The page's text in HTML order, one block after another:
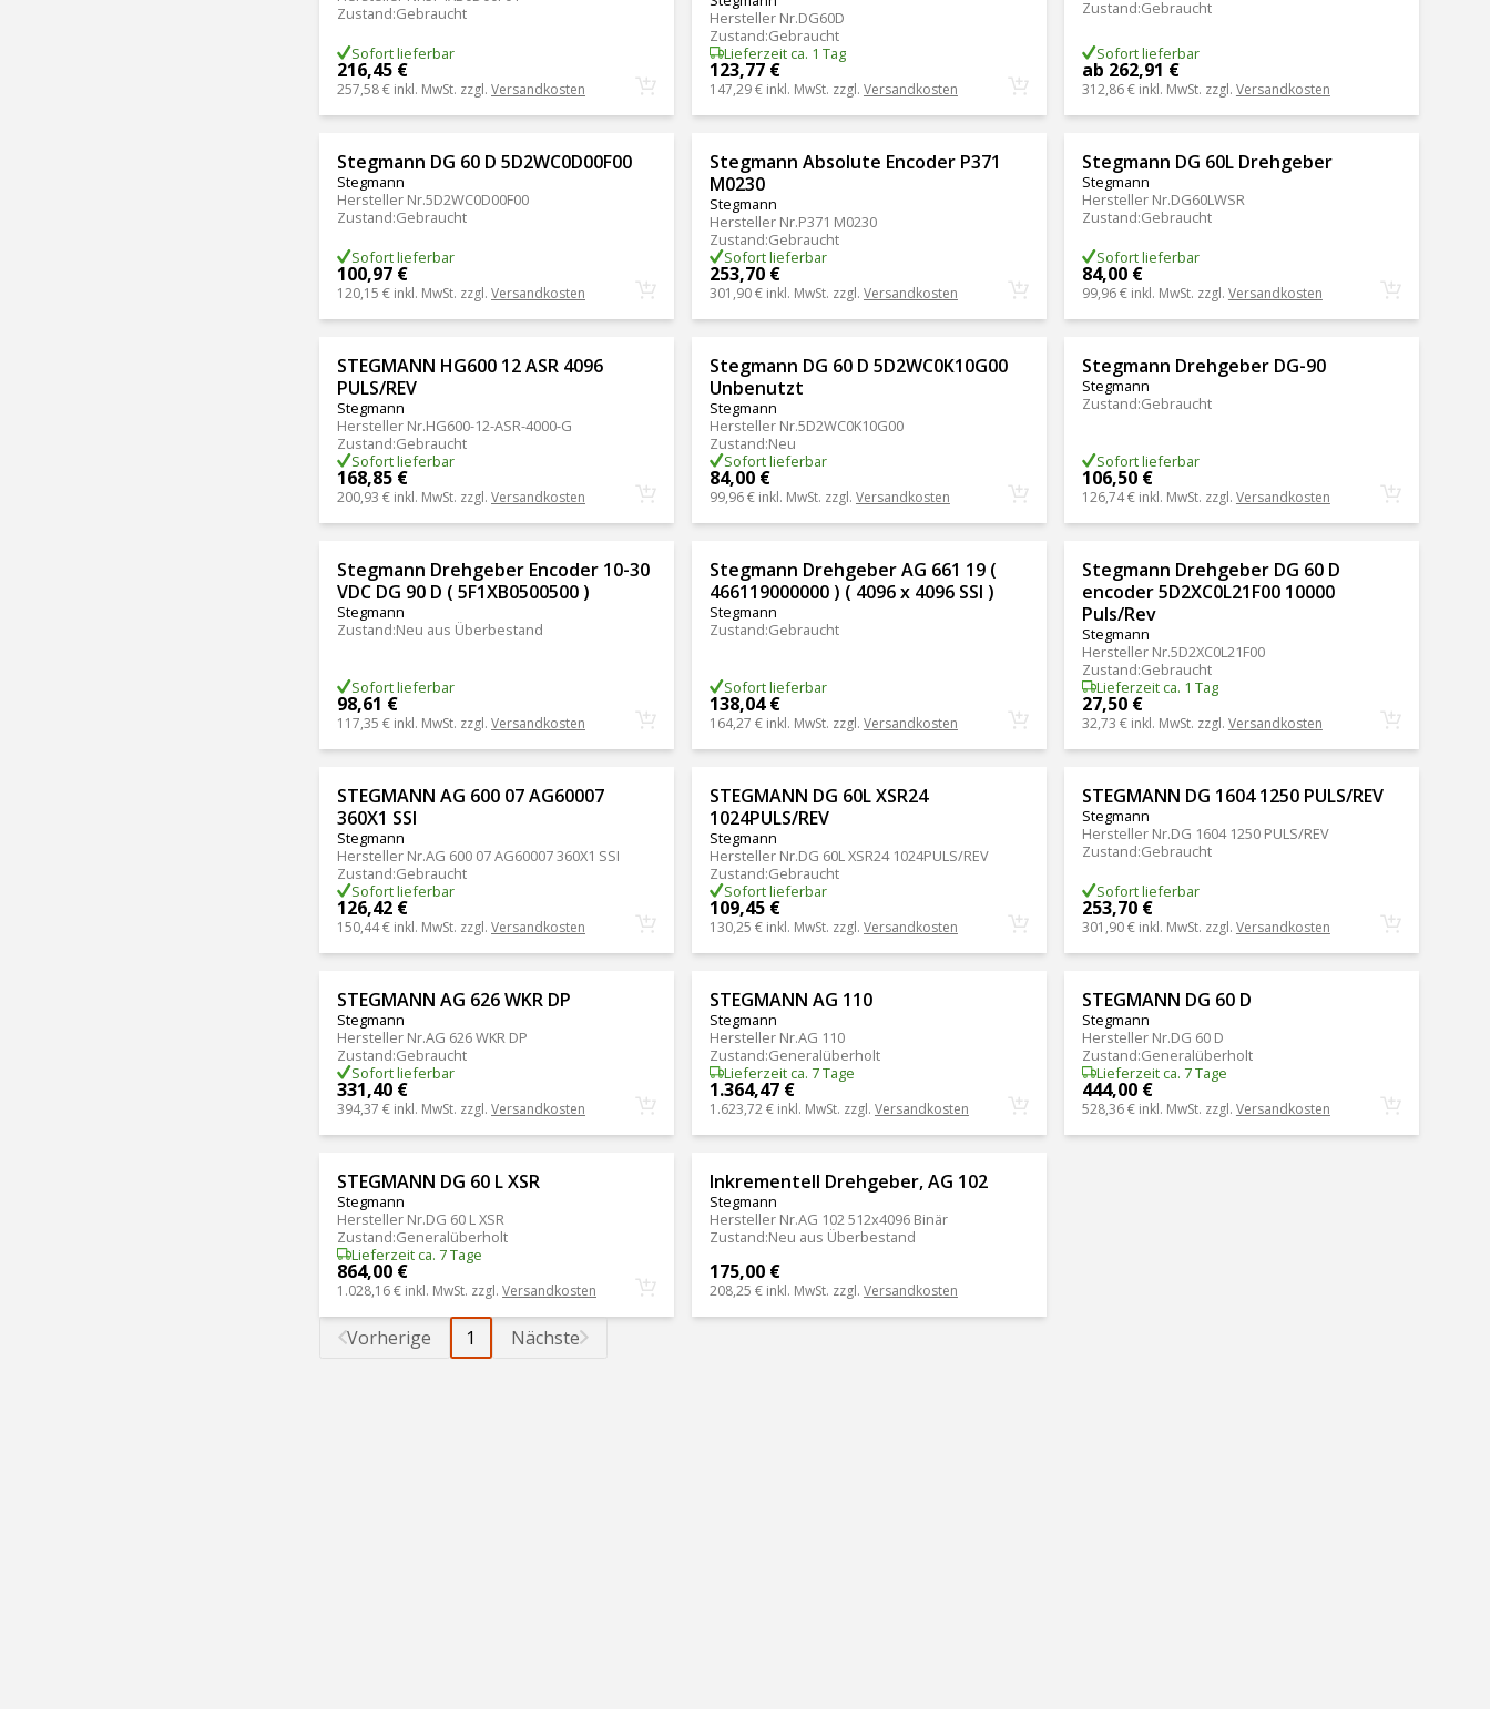
Zustand:Gebraucht
Sofort lieferbar
216,45 €
257,58 € inkl. MwSt. zzgl. Versandkosten
Hersteller Nr.DG60D
Zustand:Gebraucht
Lieferzeit ca. 1 Tag
123,77 €
147,29 € inkl. MwSt. zzgl. Versandkosten
Zustand:Gebraucht
Sofort lieferbar
ab 262,91 €
312,86 € inkl. MwSt. zzgl. Versandkosten
Stegmann DG 60 D 5D2WC0D00F00
Stegmann
Hersteller Nr.5D2WC0D00F00
Zustand:Gebraucht
Sofort lieferbar
100,97 €
120,15 € inkl. MwSt. zzgl. Versandkosten
Stegmann Absolute Encoder P371
M0230
Stegmann
Hersteller Nr.P371 M0230
Zustand:Gebraucht
Sofort lieferbar
253,70 €
301,90 € inkl. MwSt. zzgl. Versandkosten
Stegmann DG 60L Drehgeber
Stegmann
Hersteller Nr.DG60LWSR
Zustand:Gebraucht
Sofort lieferbar
84,00 €
99,96 € inkl. MwSt. zzgl. Versandkosten
STEGMANN HG600 12 ASR 4096
PULS/REV
Stegmann
Hersteller Nr.HG600-12-ASR-4000-G
Zustand:Gebraucht
Sofort lieferbar
168,85 €
200,93 € inkl. MwSt. zzgl. Versandkosten
Stegmann DG 60 D 5D2WC0K10G00
Unbenutzt
Stegmann
Hersteller Nr.5D2WC0K10G00
Zustand:Neu
Sofort lieferbar
84,00 €
99,96 € inkl. MwSt. zzgl. Versandkosten
Stegmann Drehgeber DG-90
Stegmann
Zustand:Gebraucht
Sofort lieferbar
106,50 €
126,74 € inkl. MwSt. zzgl. Versandkosten
Stegmann Drehgeber Encoder 10-30
VDC DG 90 D ( 5F1XB0500500 )
Stegmann
Zustand:Neu aus Überbestand
Sofort lieferbar
98,61 €
117,35 € inkl. MwSt. zzgl. Versandkosten
Stegmann Drehgeber AG 661 19 (
466119000000 ) ( 4096 x 4096 SSI )
Stegmann
Zustand:Gebraucht
Sofort lieferbar
138,04 €
164,27 € inkl. MwSt. zzgl. Versandkosten
Stegmann Drehgeber DG 60 D
encoder 5D2XC0L21F00 10000
Puls/Rev
Stegmann
Hersteller Nr.5D2XC0L21F00
Zustand:Gebraucht
Lieferzeit ca. 1 Tag
27,50 €
32,73 € inkl. MwSt. zzgl. Versandkosten
STEGMANN AG 600 07 AG60007
360X1 SSI
Stegmann
Hersteller Nr.AG 600 07 AG60007 360X1 SSI
Zustand:Gebraucht
Sofort lieferbar
126,42 €
150,44 € inkl. MwSt. zzgl. Versandkosten
STEGMANN DG 60L XSR24
1024PULS/REV
Stegmann
Hersteller Nr.DG 60L XSR24 1024PULS/REV
Zustand:Gebraucht
Sofort lieferbar
109,45 €
130,25 € inkl. MwSt. zzgl. Versandkosten
STEGMANN DG 1604 1250 PULS/REV
Stegmann
Hersteller Nr.DG 1604 1250 PULS/REV
Zustand:Gebraucht
Sofort lieferbar
253,70 €
301,90 € inkl. MwSt. zzgl. Versandkosten
STEGMANN AG 626 WKR DP
Stegmann
Hersteller Nr.AG 626 WKR DP
Zustand:Gebraucht
Sofort lieferbar
331,40 €
394,37 € inkl. MwSt. zzgl. Versandkosten
STEGMANN AG 110
Stegmann
Hersteller Nr.AG 110
Zustand:Generalüberholt
Lieferzeit ca. 7 Tage
1.364,47 €
1.623,72 € inkl. MwSt. zzgl. Versandkosten
STEGMANN DG 60 D
Stegmann
Hersteller Nr.DG 60 D
Zustand:Generalüberholt
Lieferzeit ca. 7 Tage
444,00 €
528,36 € inkl. MwSt. zzgl. Versandkosten
STEGMANN DG 60 L XSR
Stegmann
Hersteller Nr.DG 60 L XSR
Zustand:Generalüberholt
Lieferzeit ca. 7 Tage
864,00 €
1.028,16 € inkl. MwSt. zzgl. Versandkosten
Inkrementell Drehgeber, AG 102
Stegmann
Hersteller Nr.AG 102 512x4096 Binär
Zustand:Neu aus Überbestand
175,00 €
208,25 € inkl. MwSt. zzgl. Versandkosten
Vorherige 1 Nächste